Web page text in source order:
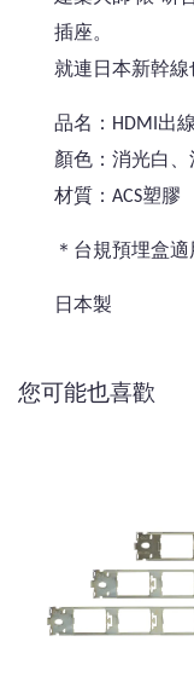
插座。
就連日本新幹線
品名：HDMI出
顏色：消光白
材質：ACS塑膠
＊台規預埋盒適
日本製
您可能也喜歡